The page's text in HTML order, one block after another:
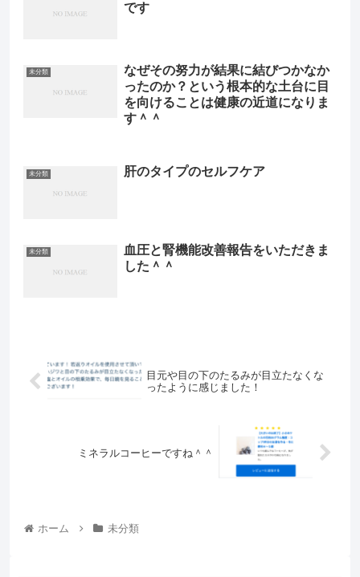
です
未分類
なぜその努力が結果に結びつかなか
ったのか？という根本的な土台に目
を向けることは健康の近道になりま
す＾＾
未分類 肝のタイプのセルフケア
未分類
血圧と腎機能改善報告をいただきま
した＾＾
目元や目の下のたるみが目立たなくな
ったように感じました！
ミネラルコーヒーですね＾＾
ホーム 未分類